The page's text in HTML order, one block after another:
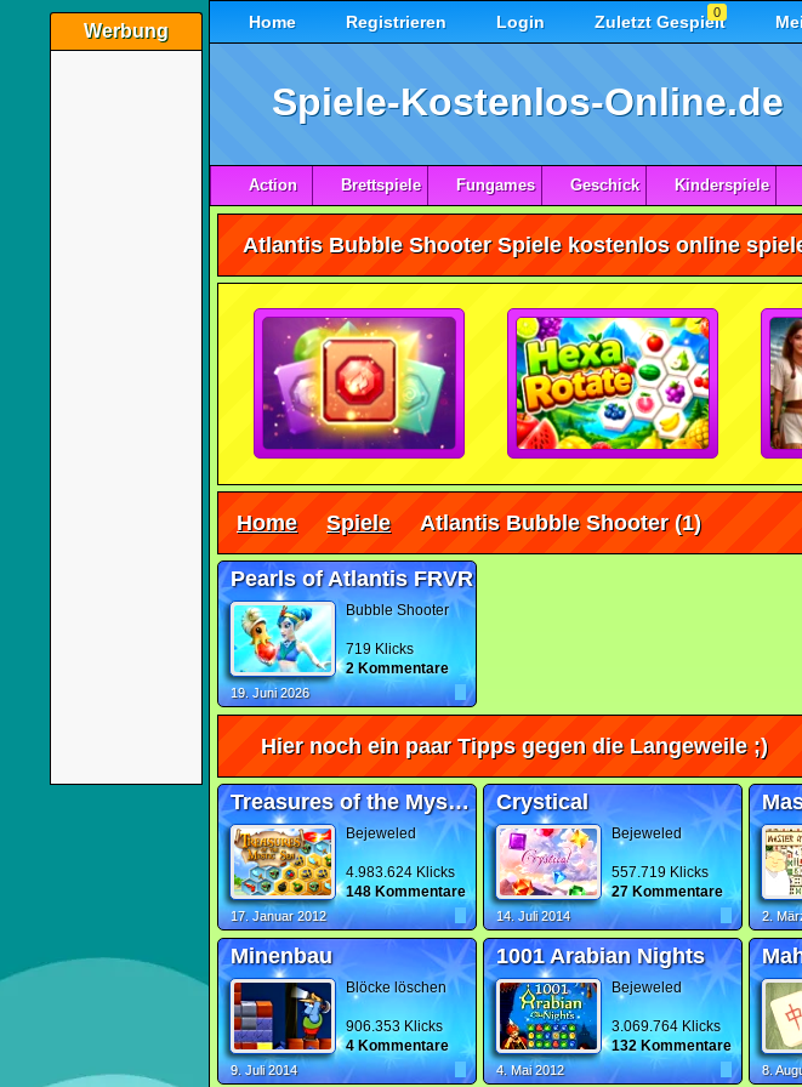
Werbung Home Registrieren Login Zuletzt Gespielt
0
Spiele-Kostenlos-Online.de
Action Brettspiele Fungames Geschick Kinderspiele
Home Spiele Atlantis Bubble Shooter(1)
Pearls of Atlantis FRVR
Bubble Shooter
719 Klicks
2 Kommentare
19. Juni 2026
Hier noch ein paar Tipps gegen die Langeweile ;)
Treasures of the Mystic Sea
Bejeweled
4.983.624 Klicks
148 Kommentare
17. Januar 2012
Crystical
Bejeweled
557.719 Klicks
27 Kommentare
14. Juli 2014 2.
Minenbau
Blöcke löschen
906.353 Klicks
4 Kommentare
9. Juli 2014
1001 Arabian Nights
Bejeweled
3.069.764 Klicks
132 Kommentare
4. Mai 2012 8.